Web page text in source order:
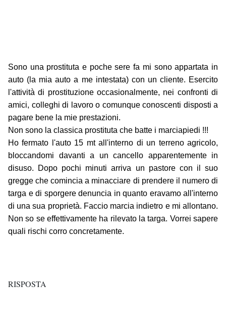
Sono una prostituta e poche sere fa mi sono appartata in
auto (la mia auto a me intestata) con un cliente. Esercito
l'attività di prostituzione occasionalmente, nei confronti di
amici, colleghi di lavoro o comunque conoscenti disposti a
pagare bene la mie prestazioni.
Non sono la classica prostituta che batte i marciapiedi !!!
Ho fermato l'auto 15 mt all'interno di un terreno agricolo,
bloccandomi davanti a un cancello apparentemente in
disuso. Dopo pochi minuti arriva un pastore con il suo
gregge che comincia a minacciare di prendere il numero di
targa e di sporgere denuncia in quanto eravamo all'interno
di una sua proprietà. Faccio marcia indietro e mi allontano.
Non so se effettivamente ha rilevato la targa. Vorrei sapere
quali rischi corro concretamente.
RISPOSTA